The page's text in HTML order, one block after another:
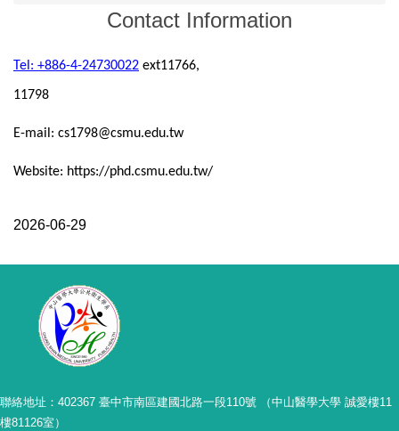
Contact Information
Tel: +886-4-24730022 ext11766,
11798
E-mail: cs1798@csmu.edu.tw
Website: https://phd.csmu.edu.tw/
2026-06-29
聯絡地址：402367 臺中市南區建國北路一段110號 （中山醫學大學 誠愛樓11
樓81126室）